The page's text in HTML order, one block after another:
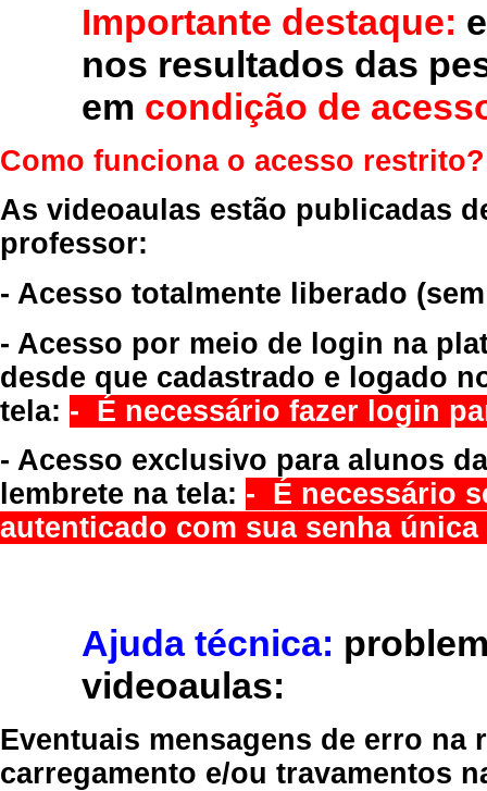
Importante destaque:
nos resultados das
em condição de
Como funciona o acesso restrito?
As videoaulas estão publicadas
professor:
- Acesso totalmente liberado
- Acesso por meio de login na
desde que cadastrado e logado
tela: - É necessário fazer login
- Acesso exclusivo para alunos
lembrete na tela: - É necessário
autenticado com sua senha
Ajuda técnica:
videoaulas:
Eventuais mensagens de erro
carregamento e/ou travamentos